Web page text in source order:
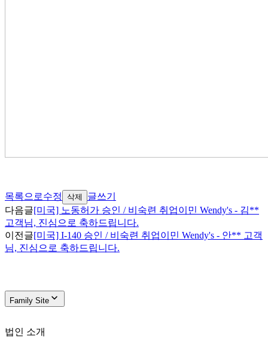
목록으로수정 삭제
글쓰기
다음글[미국] 노동허가 승인 / 비숙련 취업이민 Wendy's - 김**
고객님, 진심으로 축하드립니다.
이전글[미국] I-140 승인 / 비숙련 취업이민 Wendy's - 안** 고객
님, 진심으로 축하드립니다.
Family Site
법인 소개